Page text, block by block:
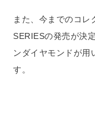
また、今までのコレ
SERIESの発売が決
ンダイヤモンドが用
す。